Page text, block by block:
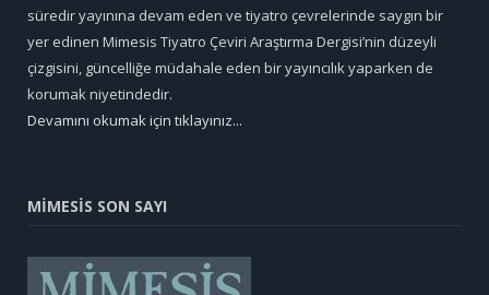
süredir yayınına devam eden ve tiyatro çevrelerinde saygın bir
yer edinen Mimesis Tiyatro Çeviri Araştırma Dergisi’nin düzeyli
çizgisini, güncelliğe müdahale eden bir yayıncılık yaparken de
korumak niyetindedir.
Devamını okumak için tıklayınız...
MİMESİS SON SAYI